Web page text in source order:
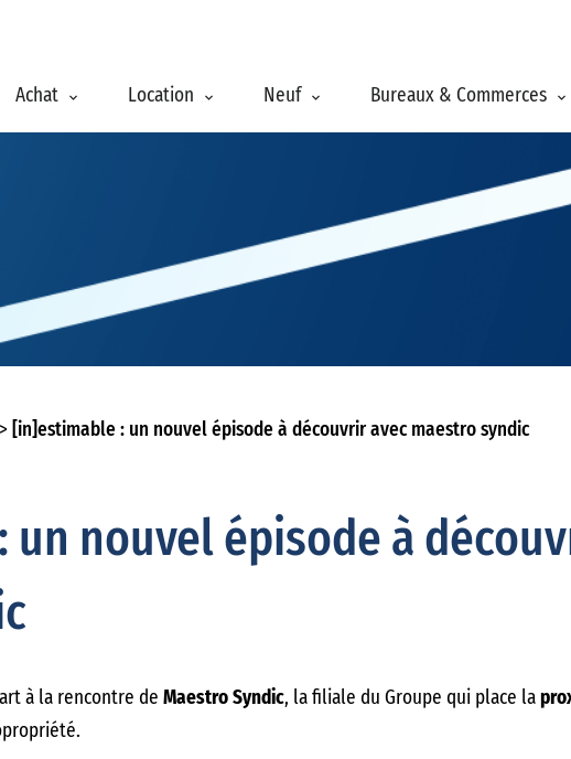
Achat Location Neuf Bureaux & Commerces
[in]estimable : un nouvel épisode à découvrir avec maestro syndic
un nouvel épisode à
à la rencontre de Maestro Syndic, la filiale du Groupe qui place la